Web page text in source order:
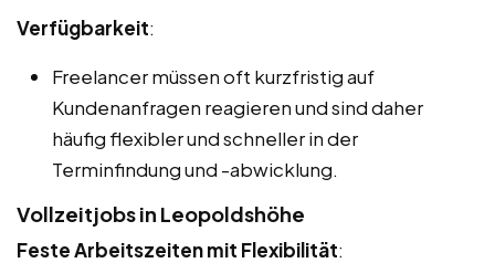
Verfügbarkeit:
Freelancer müssen oft kurzfristig auf
Kundenanfragen reagieren und sind daher
häufig flexibler und schneller in der
Terminfindung und -abwicklung.
Vollzeitjobs in Leopoldshöhe
Feste Arbeitszeiten mit Flexibilität: